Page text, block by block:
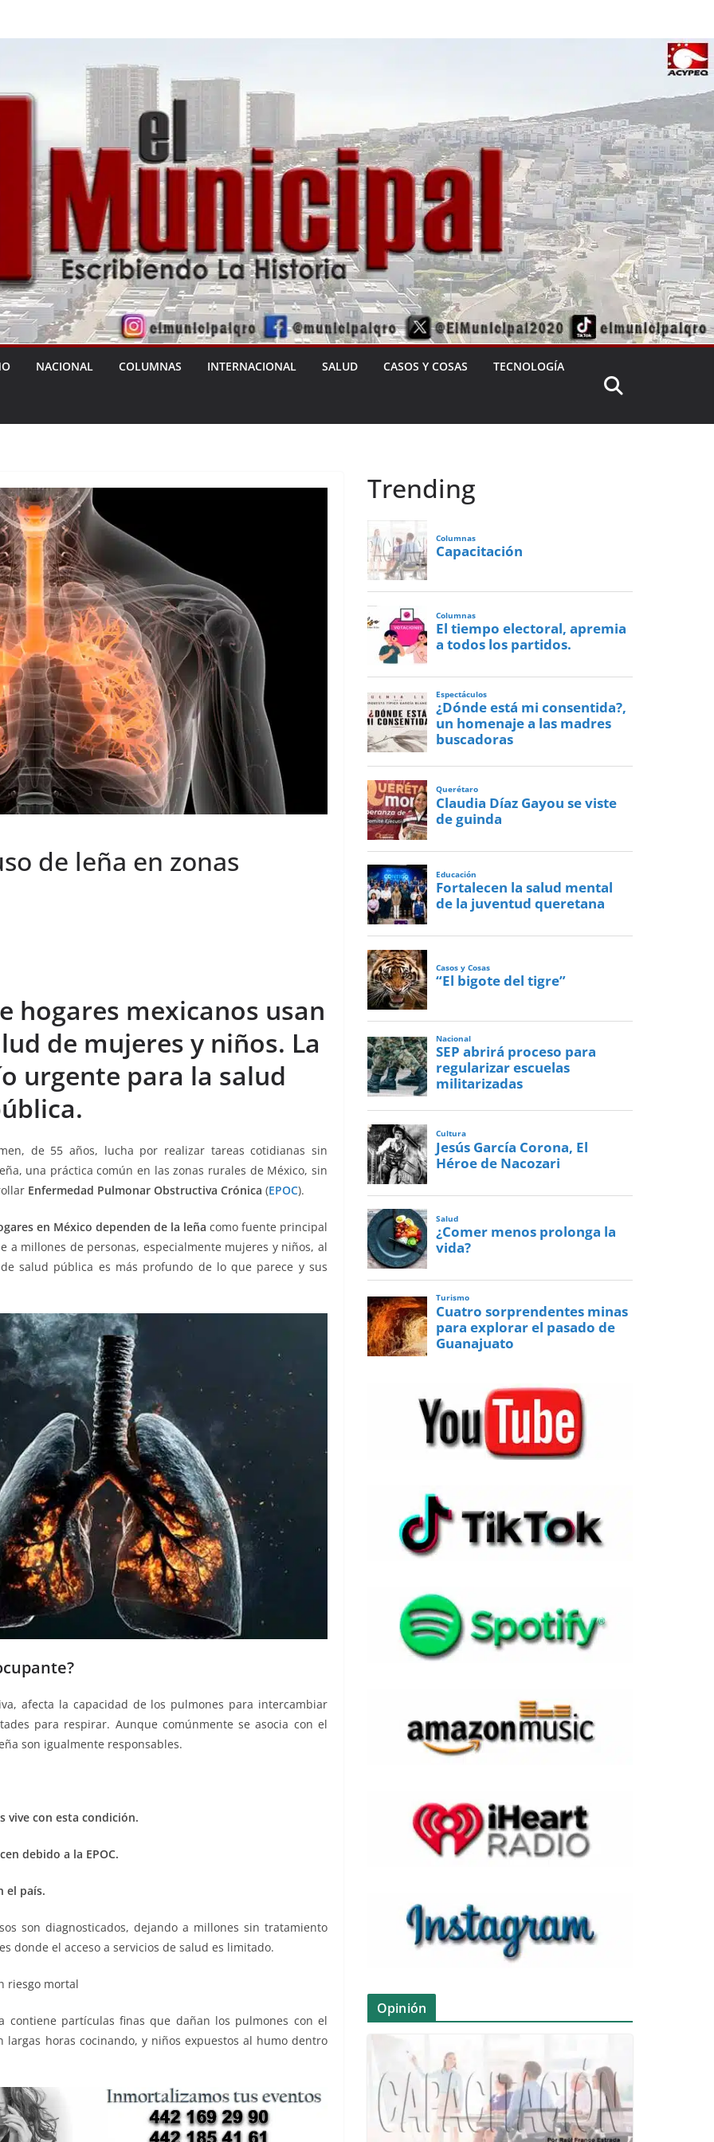
NACIONAL COLUMNAS INTERNACIONAL SALUD CASOS Y COSAS TECNOLOGÍA
de leña en zonas
hogares mexicanos usan
de mujeres y niños. La
urgente para la salud
de 55 años, lucha por realizar tareas cotidianas sin
una práctica común en las zonas rurales de México, sin
Enfermedad Pulmonar Obstructiva Crónica (EPOC).
en México dependen de la leña como fuente principal
a millones de personas, especialmente mujeres y niños, al
salud pública es más profundo de lo que parece y sus
afecta la capacidad de los pulmones para intercambiar
para respirar. Aunque comúnmente se asocia con el
son igualmente responsables.
vive con esta condición.
debido a la EPOC.
el país.
son diagnosticados, dejando a millones sin tratamiento
donde el acceso a servicios de salud es limitado.
riesgo mortal
partículas finas que dañan los pulmones con el
largas horas cocinando, y niños expuestos al humo dentro
Trending
Opinión